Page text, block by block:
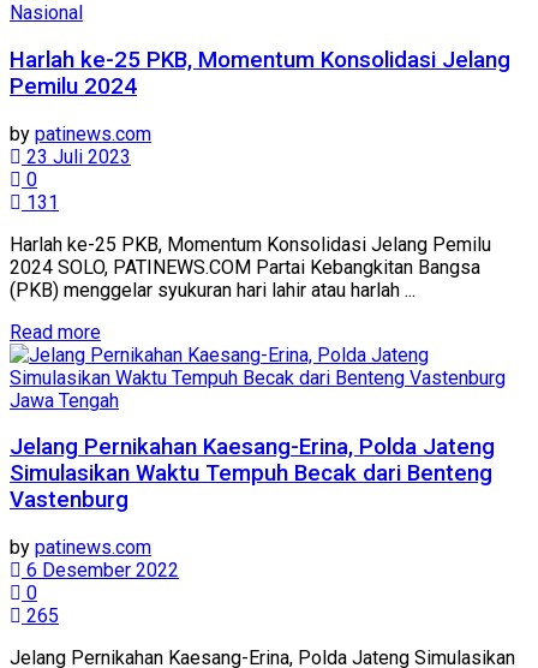
Nasional
Harlah ke-25 PKB, Momentum Konsolidasi Jelang
Pemilu 2024
by patinews.com
23 Juli 2023
0
131
Harlah ke-25 PKB, Momentum Konsolidasi Jelang Pemilu
2024 SOLO, PATINEWS.COM Partai Kebangkitan Bangsa
(PKB) menggelar syukuran hari lahir atau harlah ...
Read moreDetails
Jawa Tengah
Jelang Pernikahan Kaesang-Erina, Polda Jateng
Simulasikan Waktu Tempuh Becak dari Benteng
Vastenburg
by patinews.com
6 Desember 2022
0
265
Jelang Pernikahan Kaesang-Erina, Polda Jateng Simulasikan